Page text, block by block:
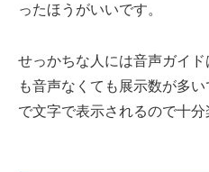
ったほうがいいです。
せっかちな人には音声ガイ
も音声なくても展示数が多
で文字で表示されるので十分